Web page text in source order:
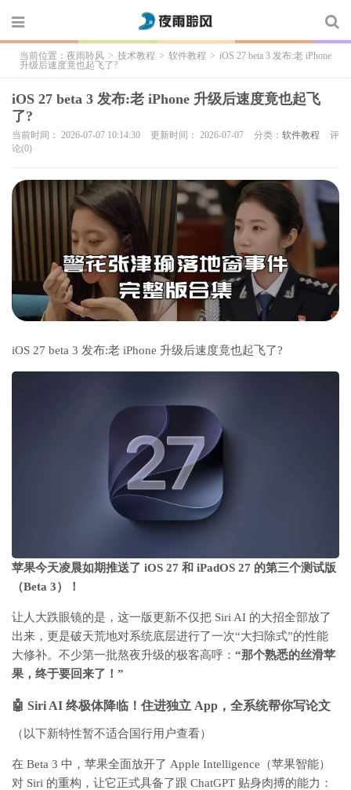
当前位置： 夜雨聆风 > 技术教程 > 软件教程 > iOS 27 beta 3 发布:老 iPhone
升级后速度竟也起飞了?
iOS 27 beta 3 发布:老 iPhone 升级后速度竟也起飞
了?
当前时间： 2026-07-07 10:14:30 更新时间： 2026-07-07 分类： 软件教程
评
论(0)
iOS 27 beta 3 发布:老 iPhone 升级后速度竟也起飞了?
苹果今天凌晨如期推送了 iOS 27 和 iPadOS 27 的第三个测试版
（Beta 3）！
让人大跌眼镜的是，这一版更新不仅把 Siri AI 的大招全部放了
出来，更是破天荒地对系统底层进行了一次“大扫除式”的性能
大修补。不少第一批熬夜升级的极客高呼： “那个熟悉的丝滑苹
果，终于要回来了！”
🤖 Siri AI 终极体降临！住进独立 App，全系统帮你写论文
（以下新特性暂不适合国行用户查看）
在 Beta 3 中，苹果全面放开了 Apple Intelligence（苹果智能）
对 Siri 的重构，让它正式具备了跟 ChatGPT 贴身肉搏的能力：